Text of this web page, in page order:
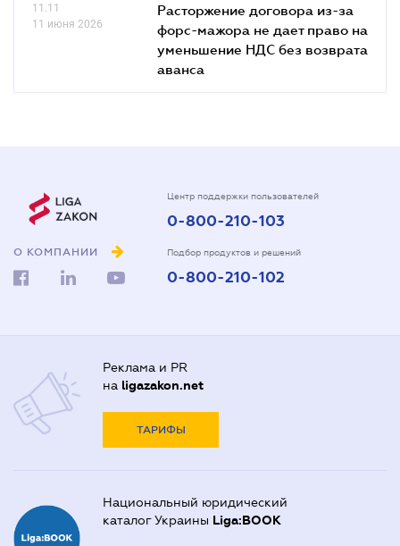
11.11
11 июня 2026
Расторжение договора из-за
форс-мажора не дает право на
уменьшение НДС без возврата
аванса
О КОМПАНИИ
Центр поддержки пользователей
0-800-210-103
Подбор продуктов и решений
0-800-210-102
Реклама и PR
на ligazakon.net
ТАРИФЫ
Национальный юридический
каталог Украины Liga:BOOK